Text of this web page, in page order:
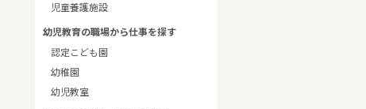
児童養護施設
幼児教育の職場から仕事を探す
認定こども園
幼稚園
幼児教室